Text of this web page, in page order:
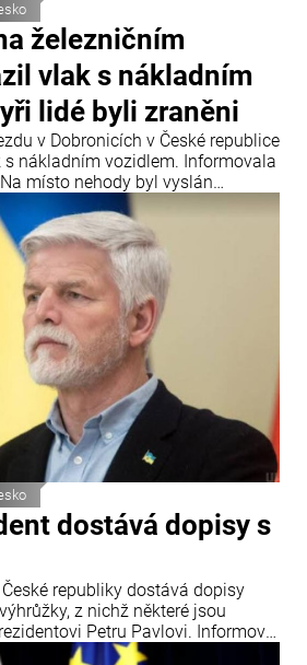
železničním
vlak s nákladním
lidé byli zraněni
v Dobronicích v České republice
s nákladním vozidlem. Informovala
místo nehody byl vyslán
dostává dopisy s
republiky dostává dopisy
z nichž některé jsou
Petru Pavlovi. Informoval
iDNES.